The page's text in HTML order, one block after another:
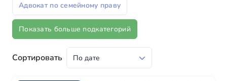
Адвокат по семейному праву
Показать больше подкатегорий
Сортировать